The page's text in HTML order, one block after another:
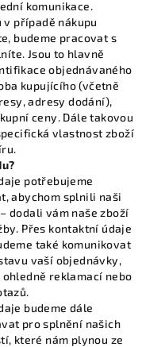
komunikace.
případě nákupu
budeme pracovat s
Jsou to hlavně
objednávaného
kupujícího (včetně
adresy dodání),
ceny. Dále takovou
vlastnost zboží
potřebujeme
abychom splnili naši
dodali vám naše zboží
Přes kontaktní údaje
také komunikovat
vaší objednávky,
reklamací nebo
budeme dále
pro splnění našich
které nám plynou ze